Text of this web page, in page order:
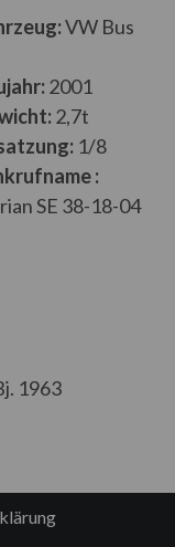
VW Bus
2001
2,7t
1/8
:
SE 38-18-04
1963